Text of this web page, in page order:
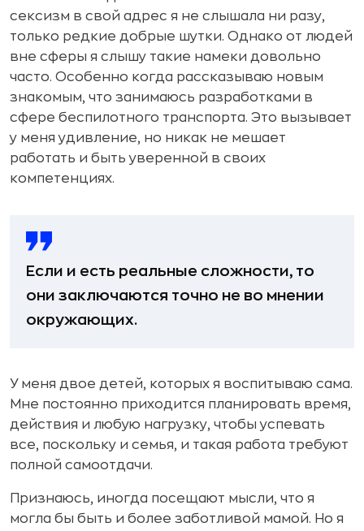
сексизм в свой адрес я не слышала ни разу,
только редкие добрые шутки. Однако от людей
вне сферы я слышу такие намеки довольно
часто. Особенно когда рассказываю новым
знакомым, что занимаюсь разработками в
сфере беспилотного транспорта. Это вызывает
у меня удивление, но никак не мешает
работать и быть уверенной в своих
компетенциях.
Если и есть реальные сложности, то
они заключаются точно не во мнении
окружающих.
У меня двое детей, которых я воспитываю сама.
Мне постоянно приходится планировать время,
действия и любую нагрузку, чтобы успевать
все, поскольку и семья, и такая работа требуют
полной самоотдачи.
Признаюсь, иногда посещают мысли, что я
могла бы быть и более заботливой мамой. Но я